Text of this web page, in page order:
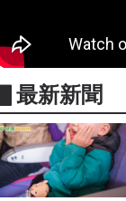
▋最新新聞